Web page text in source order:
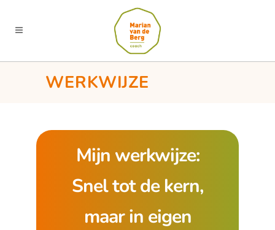
WERKWIJZE
Mijn werkwijze:
Snel tot de kern,
maar in eigen